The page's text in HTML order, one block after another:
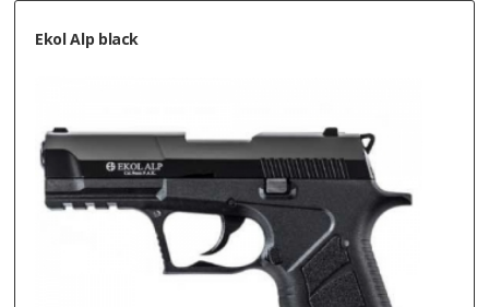
Ekol Alp black